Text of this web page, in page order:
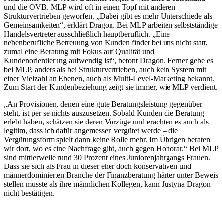
und die OVB. MLP wird oft in einen Topf mit anderen
Strukturvertrieben geworfen. „Dabei gibt es mehr Unterschiede als
Gemeinsamkeiten“, erklärt Dragon. Bei MLP arbeiten selbstständige
Handelsvertreter ausschließlich hauptberuflich. „Eine
nebenberufliche Betreuung von Kunden findet bei uns nicht statt,
zumal eine Beratung mit Fokus auf Qualität und
Kundenorientierung aufwendig ist“, betont Dragon. Ferner gebe es
bei MLP, anders als bei Strukturvertrieben, auch kein System mit
einer Vielzahl an Ebenen, auch als Multi-Level-Marketing bekannt.
Zum Start der Kundenbeziehung zeigt sie immer, wie MLP verdient.
„An Provisionen, denen eine gute Beratungsleistung gegenüber
steht, ist per se nichts auszusetzen. Sobald Kunden die Beratung
erlebt haben, schätzen sie deren Vorzüge und erachten es auch als
legitim, dass ich dafür angemessen vergütet werde – die
Vergütungsform spielt dann keine Rolle mehr. Im Übrigen beraten
wir dort, wo es eine Nachfrage gibt, auch gegen Honorar.“ Bei MLP
sind mittlerweile rund 30 Prozent eines Juniorenjahrgangs Frauen.
Dass sie sich als Frau in dieser eher doch konservativen und
männerdominierten Branche der Finanzberatung härter unter Beweis
stellen musste als ihre männlichen Kollegen, kann Justyna Dragon
nicht bestätigen.